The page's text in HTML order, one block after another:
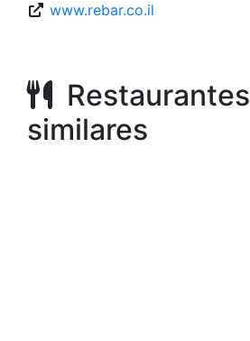
www.rebar.co.il
Restaurantes
similares